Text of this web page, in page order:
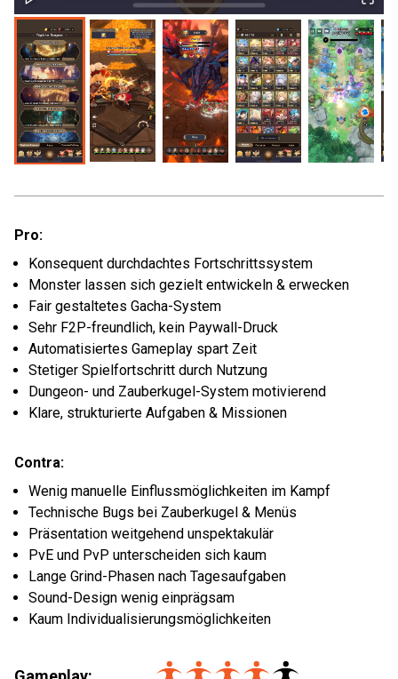
Pro:
Konsequent durchdachtes Fortschrittssystem
Monster lassen sich gezielt entwickeln & erwecken
Fair gestaltetes Gacha-System
Sehr F2P-freundlich, kein Paywall-Druck
Automatisiertes Gameplay spart Zeit
Stetiger Spielfortschritt durch Nutzung
Dungeon- und Zauberkugel-System motivierend
Klare, strukturierte Aufgaben & Missionen
Contra:
Wenig manuelle Einflussmöglichkeiten im Kampf
Technische Bugs bei Zauberkugel & Menüs
Präsentation weitgehend unspektakulär
PvE und PvP unterscheiden sich kaum
Lange Grind-Phasen nach Tagesaufgaben
Sound-Design wenig einprägsam
Kaum Individualisierungsmöglichkeiten